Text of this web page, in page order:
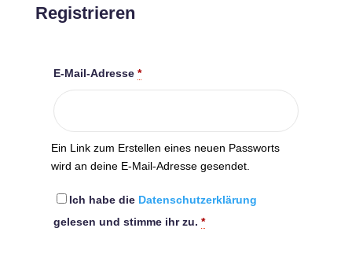
Registrieren
E-Mail-Adresse *
Ein Link zum Erstellen eines neuen Passworts
wird an deine E-Mail-Adresse gesendet.
Ich habe die Datenschutzerklärung
gelesen und stimme ihr zu. *